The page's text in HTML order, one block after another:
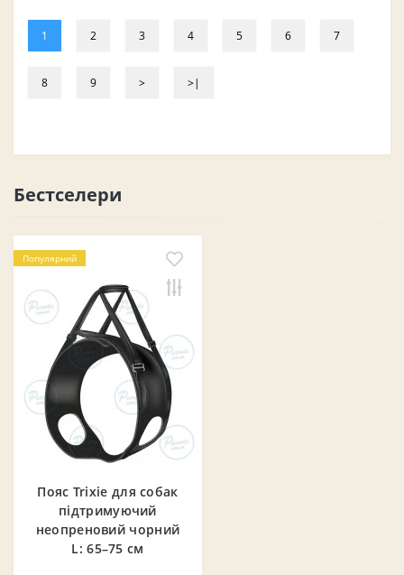
1 2 3 4 5 6 7
8 9 > >|
Бестселери
Популярний
Пояс Trixie для собак
підтримуючий
неопреновий чорний
L: 65–75 см